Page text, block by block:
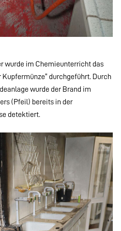
wurde im Chemieunterricht das
Kupfermünze“ durchgeführt. Durch
wurde der Brand im
(Pfeil) bereits in der
detektiert.